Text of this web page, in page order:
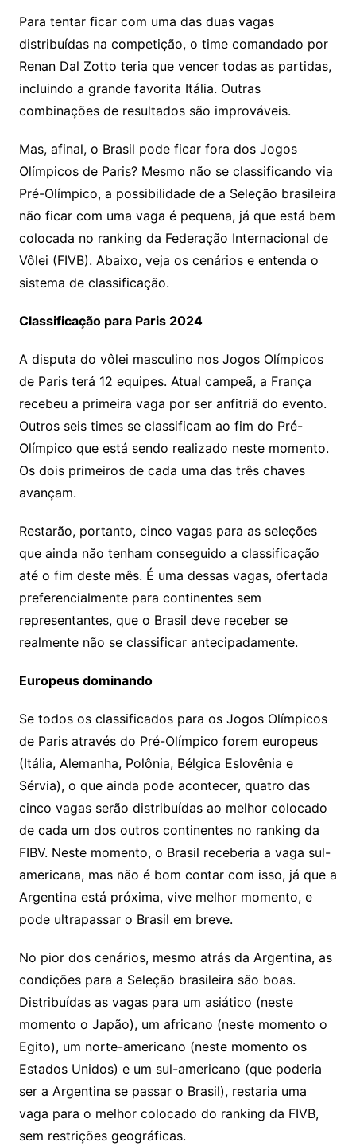
m
Para tentar ficar com uma das duas vagas
distribuídas na competição, o time comandado por
Renan Dal Zotto teria que vencer todas as partidas,
incluindo a grande favorita Itália. Outras
combinações de resultados são improváveis.
Mas, afinal, o Brasil pode ficar fora dos Jogos
Olímpicos de Paris? Mesmo não se classificando via
Pré-Olímpico, a possibilidade de a Seleção brasileira
não ficar com uma vaga é pequena, já que está bem
colocada no ranking da Federação Internacional de
Vôlei (FIVB). Abaixo, veja os cenários e entenda o
sistema de classificação.
Classificação para Paris 2024
A disputa do vôlei masculino nos Jogos Olímpicos
de Paris terá 12 equipes. Atual campeã, a França
recebeu a primeira vaga por ser anfitriã do evento.
Outros seis times se classificam ao fim do Pré-
Olímpico que está sendo realizado neste momento.
Os dois primeiros de cada uma das três chaves
avançam.
Restarão, portanto, cinco vagas para as seleções
que ainda não tenham conseguido a classificação
até o fim deste mês. É uma dessas vagas, ofertada
preferencialmente para continentes sem
representantes, que o Brasil deve receber se
realmente não se classificar antecipadamente.
Europeus dominando
Se todos os classificados para os Jogos Olímpicos
de Paris através do Pré-Olímpico forem europeus
(Itália, Alemanha, Polônia, Bélgica Eslovênia e
Sérvia), o que ainda pode acontecer, quatro das
cinco vagas serão distribuídas ao melhor colocado
de cada um dos outros continentes no ranking da
FIBV. Neste momento, o Brasil receberia a vaga sul-
americana, mas não é bom contar com isso, já que a
Argentina está próxima, vive melhor momento, e
pode ultrapassar o Brasil em breve.
No pior dos cenários, mesmo atrás da Argentina, as
condições para a Seleção brasileira são boas.
Distribuídas as vagas para um asiático (neste
momento o Japão), um africano (neste momento o
Egito), um norte-americano (neste momento os
Estados Unidos) e um sul-americano (que poderia
ser a Argentina se passar o Brasil), restaria uma
vaga para o melhor colocado do ranking da FIVB,
sem restrições geográficas.